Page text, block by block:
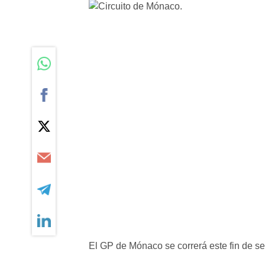
El GP de Mónaco se correrá este fin de